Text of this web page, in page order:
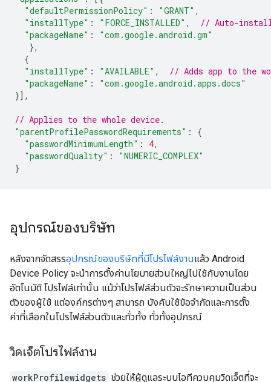
"defaultPermissionPolicy" : "GRANT" ,
"installType" : "FORCE_INSTALLED" ,
// Auto-
"packageName" :
"com.google.android.gm"
},
{
"installType" : "AVAILABLE" ,
// Adds app to the
"packageName" :
"com.google.android.apps.docs"
}],
// Applies to the whole device.
"parentProfilePasswordRequirements" :
{
"passwordMinimumLength" : 4,
"passwordQuality" :
"NUMERIC_COMPLEX"
}
อุปกรณ์ของบริษัท
หลังจากจัดสรรอุปกรณ์ของบริษัทที่มีโปรไฟล์งานแล้ว Android
Device Policy จะนำการตั้งค่านโยบายส่วนใหญ่ไปใช้กับงานโดย
อัตโนมัติ โปรไฟล์เท่านั้น แม้ว่าโปรไฟล์ส่วนตัวจะรักษาความเป็นส่วน
ตัวของผู้ใช้ แต่องค์กรต่างๆ สามารถ บังคับใช้ข้อจำกัดและการตั้ง
ค่าที่เลือกในโปรไฟล์ส่วนตัวและทั่วทั้ง ทั่วทั้งอุปกรณ์
วิดเจ็ตโปรไฟล์งาน
workProfilewidgets ช่วยให้ผู้ดูแลระบบไอทีควบคุมวิดเจ็ตที่จะ